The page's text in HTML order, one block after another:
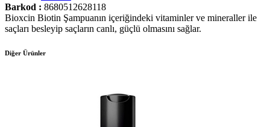
Barkod : 8680512628118
Bioxcin Biotin Şampuanın içeriğindeki vitaminler ve mineraller ile
saçları besleyip saçların canlı, güçlü olmasını sağlar.
Diğer Ürünler